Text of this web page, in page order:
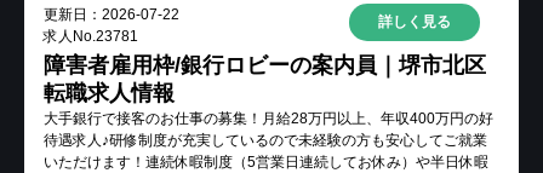
更新日： 2026-07-22
求人No. 23781
詳しく見る
障害者雇用枠/銀行ロビーの案内員｜堺市北区
転職求人情報
大手銀行で接客のお仕事の募集！月給28万円以上、年収400万円の好
待遇求人♪研修制度が充実しているので未経験の方も安心してご就業
いただけます！連続休暇制度（5営業日連続してお休み）や半日休暇